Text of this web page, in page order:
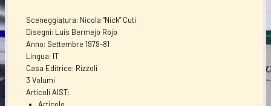
Sceneggiatura: Nicola “Nick” Cuti
Disegni: Luis Bermejo Rojo
Anno: Settembre 1979-81
Lingua: IT
Casa Editrice: Rizzoli
3 Volumi
Articoli AIST: